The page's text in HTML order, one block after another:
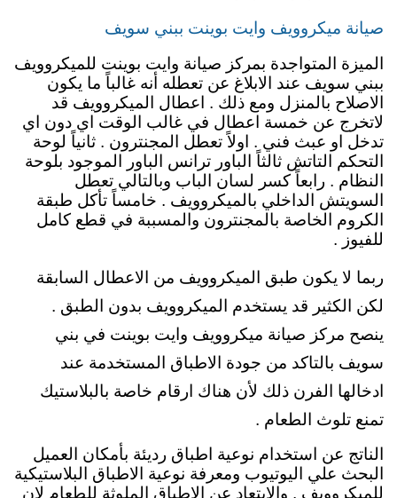
صيانة ميكروويف وايت بوينت ببني سويف
الميزة المتواجدة بمركز صيانة وايت بوينت للميكروويف
ببني سويف عند الابلاغ عن تعطله أنه غالباً ما يكون
الاصلاح بالمنزل ومع ذلك . اعطال الميكروويف قد
لاتخرج عن خمسة اعطال في غالب الوقت اي دون اي
تدخل او عبث فني . اولاً تعطل المجنترون . ثانياً لوحة
التحكم التاتش ثالثاً الباور ترانس الباور الموجود بلوحة
النظام . رابعاً كسر لسان الباب وبالتالي تعطل
السويتش الداخلي بالميكروويف . خامساً تأكل طبقة
الكروم الخاصة بالمجنترون والمسببة في قطع كامل
للفيوز .
ربما لا يكون طبق الميكروويف من الاعطال السابقة
لكن الكثير قد يستخدم الميكروويف بدون الطبق .
ينصح مركز صيانة ميكروويف وايت بوينت في بني
سويف بالتاكد من جودة الاطباق المستخدمة عند
ادخالها الفرن ذلك لأن هناك ارقام خاصة بالبلاستيك
تمنع تلوث الطعام .
الناتج عن استخدام نوعية اطباق رديئة بأمكان العميل
البحث علي اليوتيوب ومعرفة نوعية الاطباق البلاستيكية
للميكروويف . والابتعاد عن الاطباق الملوثة للطعام لان